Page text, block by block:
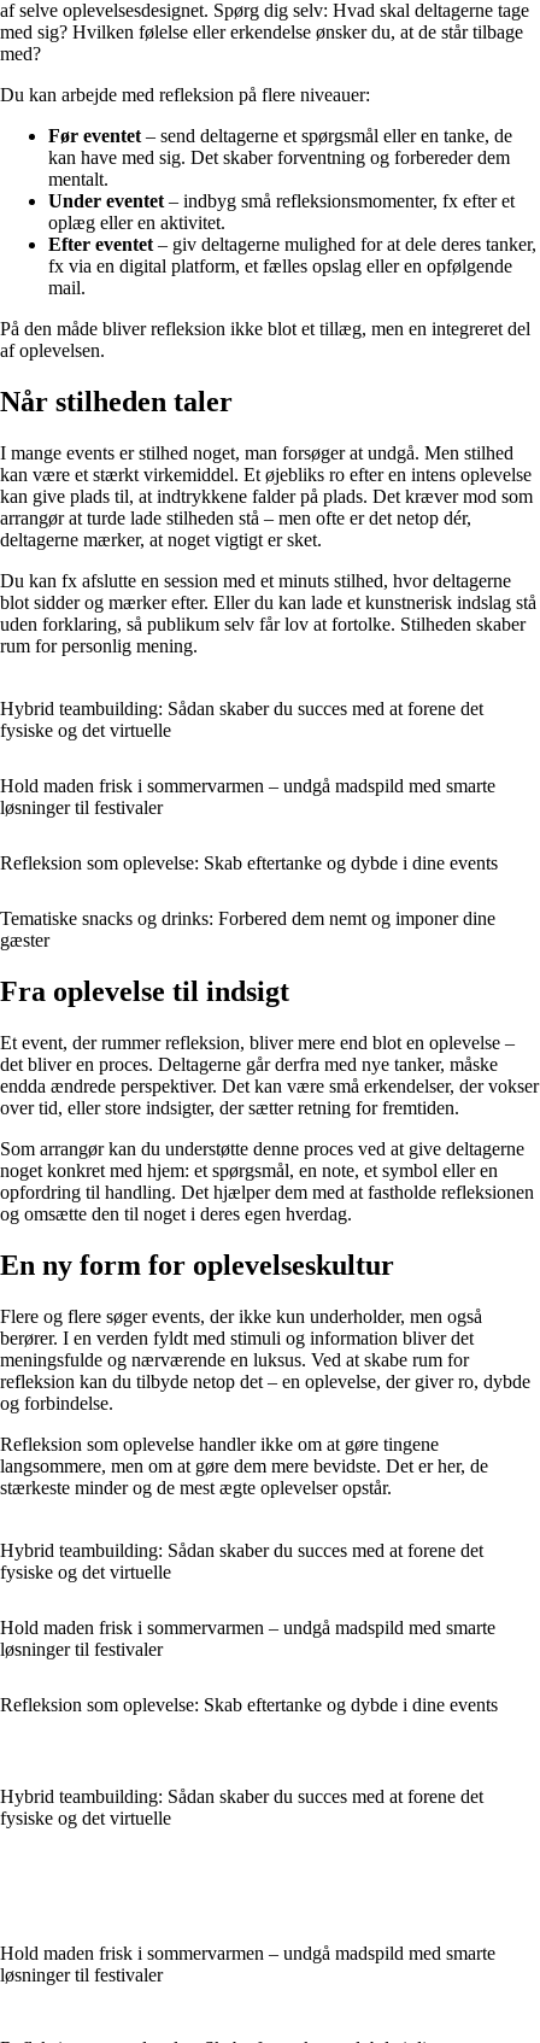
af selve oplevelsesdesignet. Spørg dig selv: Hvad skal deltagerne tage
med sig? Hvilken følelse eller erkendelse ønsker du, at de står tilbage
med?
Du kan arbejde med refleksion på flere niveauer:
Før eventet – send deltagerne et spørgsmål eller en tanke, de
kan have med sig. Det skaber forventning og forbereder dem
mentalt.
Under eventet – indbyg små refleksionsmomenter, fx efter et
oplæg eller en aktivitet.
Efter eventet – giv deltagerne mulighed for at dele deres tanker,
fx via en digital platform, et fælles opslag eller en opfølgende
mail.
På den måde bliver refleksion ikke blot et tillæg, men en integreret del
af oplevelsen.
Når stilheden taler
I mange events er stilhed noget, man forsøger at undgå. Men stilhed
kan være et stærkt virkemiddel. Et øjebliks ro efter en intens oplevelse
kan give plads til, at indtrykkene falder på plads. Det kræver mod som
arrangør at turde lade stilheden stå – men ofte er det netop dér,
deltagerne mærker, at noget vigtigt er sket.
Du kan fx afslutte en session med et minuts stilhed, hvor deltagerne
blot sidder og mærker efter. Eller du kan lade et kunstnerisk indslag stå
uden forklaring, så publikum selv får lov at fortolke. Stilheden skaber
rum for personlig mening.
Hybrid teambuilding: Sådan skaber du succes med at forene det
fysiske og det virtuelle
Hold maden frisk i sommervarmen – undgå madspild med smarte
løsninger til festivaler
Refleksion som oplevelse: Skab eftertanke og dybde i dine events
Tematiske snacks og drinks: Forbered dem nemt og imponer dine
gæster
Fra oplevelse til indsigt
Et event, der rummer refleksion, bliver mere end blot en oplevelse –
det bliver en proces. Deltagerne går derfra med nye tanker, måske
endda ændrede perspektiver. Det kan være små erkendelser, der vokser
over tid, eller store indsigter, der sætter retning for fremtiden.
Som arrangør kan du understøtte denne proces ved at give deltagerne
noget konkret med hjem: et spørgsmål, en note, et symbol eller en
opfordring til handling. Det hjælper dem med at fastholde refleksionen
og omsætte den til noget i deres egen hverdag.
En ny form for oplevelseskultur
Flere og flere søger events, der ikke kun underholder, men også
berører. I en verden fyldt med stimuli og information bliver det
meningsfulde og nærværende en luksus. Ved at skabe rum for
refleksion kan du tilbyde netop det – en oplevelse, der giver ro, dybde
og forbindelse.
Refleksion som oplevelse handler ikke om at gøre tingene
langsommere, men om at gøre dem mere bevidste. Det er her, de
stærkeste minder og de mest ægte oplevelser opstår.
Hybrid teambuilding: Sådan skaber du succes med at forene det
fysiske og det virtuelle
Hold maden frisk i sommervarmen – undgå madspild med smarte
løsninger til festivaler
Refleksion som oplevelse: Skab eftertanke og dybde i dine events
Hybrid teambuilding: Sådan skaber du succes med at forene det
fysiske og det virtuelle
Hold maden frisk i sommervarmen – undgå madspild med smarte
løsninger til festivaler